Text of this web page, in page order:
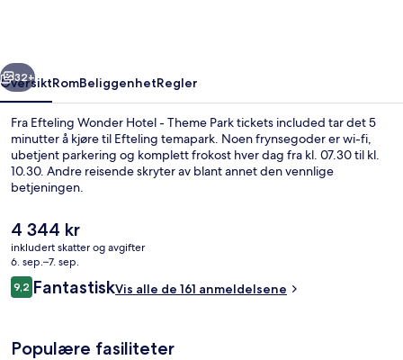
tickets
included
Neste
32+
OversiktRomBeliggenhetRegler
Fra Efteling Wonder Hotel - Theme Park tickets included tar det 5
minutter å kjøre til Efteling temapark. Noen frynsegoder er wi-fi,
ubetjent parkering og komplett frokost hver dag fra kl. 07.30 til kl.
10.30. Andre reisende skryter av blant annet den vennlige
betjeningen.
Den
nåværende
prisen
er
4 344 kr
4 344 kr
inkludert skatter og avgifter
6. sep.–7. sep.
Anmeldelser
9,29,2 av 10 –
FantastiskVis alle de 161 anmeldelsene
Populære fasiliteter